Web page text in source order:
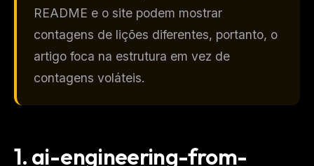
README e o site podem mostrar
contagens de lições diferentes, portanto, o
artigo foca na estrutura em vez de
contagens voláteis.
1. ai-engineering-from-